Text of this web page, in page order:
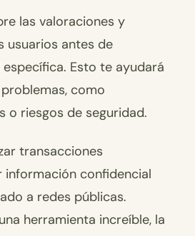
las valoraciones y
usuarios antes de
Esto te ayudará
como
o riesgos de seguridad.
transacciones
información confidencial
a redes públicas.
herramienta increíble, la